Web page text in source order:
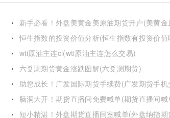
新手必看！外盘美黄金美原油期货开户(美黄
恒生指数的投资价值分析(恒生指数有投资价值
wti原油主连cl(wti原油主连怎么交易)
六爻测期货黄金涨跌图解(六爻测期货)
助您成长！广发国际期货手续费(广发期货手机
脑洞大开！期货直播间免费喊单(期货直播间喊
短小精湛！外盘期货直播间室喊单(外盘纳指期